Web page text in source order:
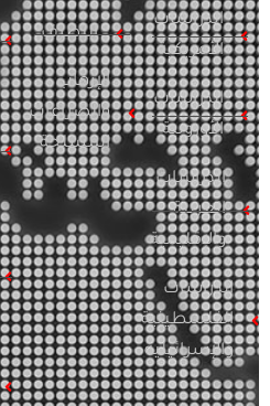
الدراسات
الأمريكية
الدراسات
الأوروبية
الدراسات
العربية
والإقليمية
الدراسات
الفلسطينية
والإسرائيلية
التطرف
الإرهاب
والصراعات
المسلحة